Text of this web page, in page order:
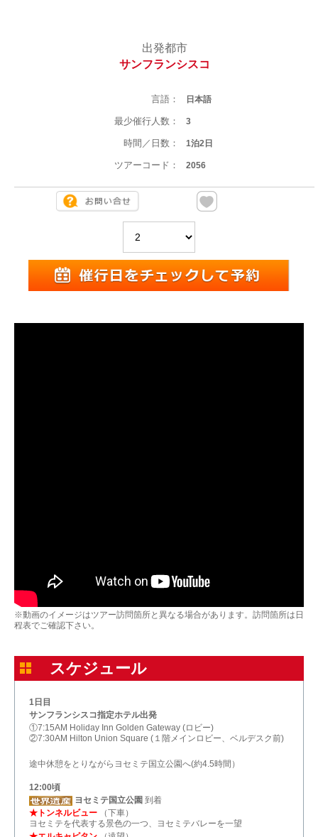
出発都市
サンフランシスコ
言語： 日本語
最少催行人数： 3
時間／日数： 1泊2日
ツアーコード： 2056
※動画のイメージはツアー訪問箇所と異なる場合があります。訪問箇所は日
程表でご確認下さい。
スケジュール
1日目
サンフランシスコ指定ホテル出発
①7:15AM Holiday Inn Golden Gateway (ロビー)
②7:30AM Hilton Union Square (１階メインロビー、ベルデスク前)
途中休憩をとりながらヨセミテ国立公園へ(約4.5時間）
12:00頃
ヨセミテ国立公園 到着
★トンネルビュー （下車）
ヨセミテを代表する景色の一つ、ヨセミテバレーを一望